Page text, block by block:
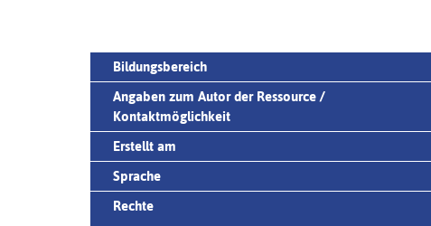
Bildungsbereich
Angaben zum Autor der Ressource /
Kontaktmöglichkeit
Erstellt am
Sprache
Rechte